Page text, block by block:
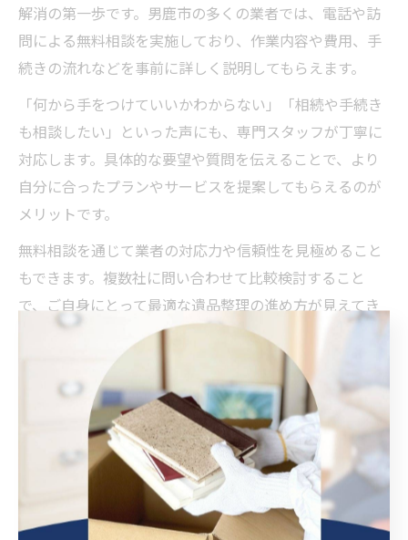
解消の第一歩です。男鹿市の多くの業者では、電話や訪
問による無料相談を実施しており、作業内容や費用、手
続きの流れなどを事前に詳しく説明してもらえます。
「何から手をつけていいかわからない」「相続や手続き
も相談したい」といった声にも、専門スタッフが丁寧に
対応します。具体的な要望や質問を伝えることで、より
自分に合ったプランやサービスを提案してもらえるのが
メリットです。
無料相談を通じて業者の対応力や信頼性を見極めること
もできます。複数社に問い合わせて比較検討すること
で、ご自身にとって最適な遺品整理の進め方が見えてき
ます。
遺品整理で大切な思い出の品の扱い方
遺品整理では、故人の思い出の品をどのように扱うかが
大きなポイントです。写真や手紙、趣味の品など、価値
観はご家族ごとに異なります。男鹿市の遺品整理業者で
は、ご遺族の意向に寄り添いながら、貴重品や思い出の
品を丁寧に仕分ける作業を重視しています。